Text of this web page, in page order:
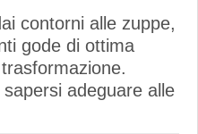
contorni alle zuppe,
gode di ottima
adeguare alle